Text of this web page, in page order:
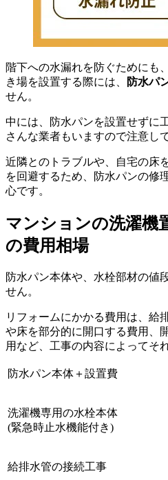
階下への水漏れを防ぐためにも
き場を設置する際には、
防水パ
せん。
中には、防水パンを設置せずに
さんな業者もいますので注意し
近隣とのトラブルや、自宅の床
を回避するため、防水パンの修
心です。
マンションの洗濯機
の費用相場
防水パン本体や、水栓部材の値
せん。
リフォームにかかる費用は、給
や床を部分的に開口する費用、
用など、工事の内容によってそ
防水パン本体＋設置費
洗濯機専用の水栓本体
(緊急時止水機能付き)
給排水管の接続工事